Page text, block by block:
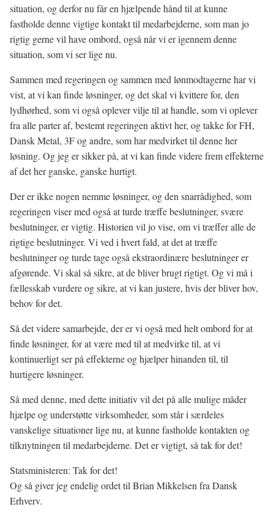
situation, og derfor nu får en hjælpende hånd til at kunne
fastholde denne vigtige kontakt til medarbejderne, som man jo
rigtig gerne vil have ombord, også når vi er igennem denne
situation, som vi ser lige nu.
Sammen med regeringen og sammen med lønmodtagerne har vi
vist, at vi kan finde løsninger, og det skal vi kvittere for, den
lydhørhed, som vi også oplever vilje til at handle, som vi oplever
fra alle parter af, bestemt regeringen aktivt her, og takke for FH,
Dansk Metal, 3F og andre, som har medvirket til denne her
løsning. Og jeg er sikker på, at vi kan finde videre frem effekterne
af det her ganske, ganske hurtigt.
Der er ikke nogen nemme løsninger, og den snarrådighed, som
regeringen viser med også at turde træffe beslutninger, svære
beslutninger, er vigtig. Historien vil jo vise, om vi træffer alle de
rigtige beslutninger. Vi ved i hvert fald, at det at træffe
beslutninger og turde tage også ekstraordinære beslutninger er
afgørende. Vi skal så sikre, at de bliver brugt rigtigt. Og vi må i
fællesskab vurdere og sikre, at vi kan justere, hvis der bliver hov,
behov for det.
Så det videre samarbejde, der er vi også med helt ombord for at
finde løsninger, for at være med til at medvirke til, at vi
kontinuerligt ser på effekterne og hjælper hinanden til, til
hurtigere løsninger.
Så med denne, med dette initiativ vil det på alle mulige måder
hjælpe og understøtte virksomheder, som står i særdeles
vanskelige situationer lige nu, at kunne fastholde kontakten og
tilknytningen til medarbejderne. Det er vigtigt, så tak for det!
Statsministeren: Tak for det!
Og så giver jeg endelig ordet til Brian Mikkelsen fra Dansk
Erhverv.